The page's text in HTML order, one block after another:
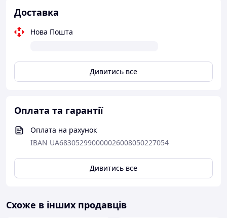
Доставка
Нова Пошта
Дивитись все
Оплата та гарантії
Оплата на рахунок
IBAN UA683052990000026008050227054
Дивитись все
Схоже в інших продавців